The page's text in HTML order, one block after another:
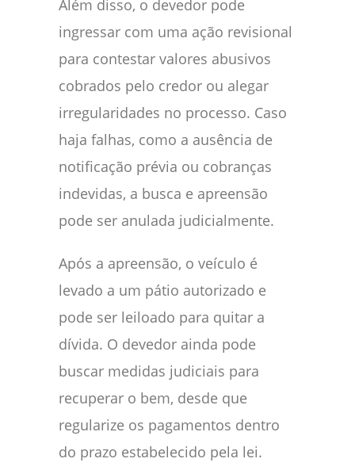
Além disso, o devedor pode
ingressar com uma ação revisional
para contestar valores abusivos
cobrados pelo credor ou alegar
irregularidades no processo. Caso
haja falhas, como a ausência de
notificação prévia ou cobranças
indevidas, a busca e apreensão
pode ser anulada judicialmente.
Após a apreensão, o veículo é
levado a um pátio autorizado e
pode ser leiloado para quitar a
dívida. O devedor ainda pode
buscar medidas judiciais para
recuperar o bem, desde que
regularize os pagamentos dentro
do prazo estabelecido pela lei.